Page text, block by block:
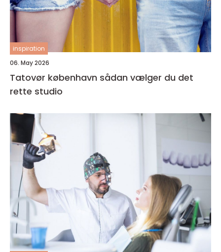
inspiration
06. May 2026
Tatovør københavn sådan vælger du det
rette studio